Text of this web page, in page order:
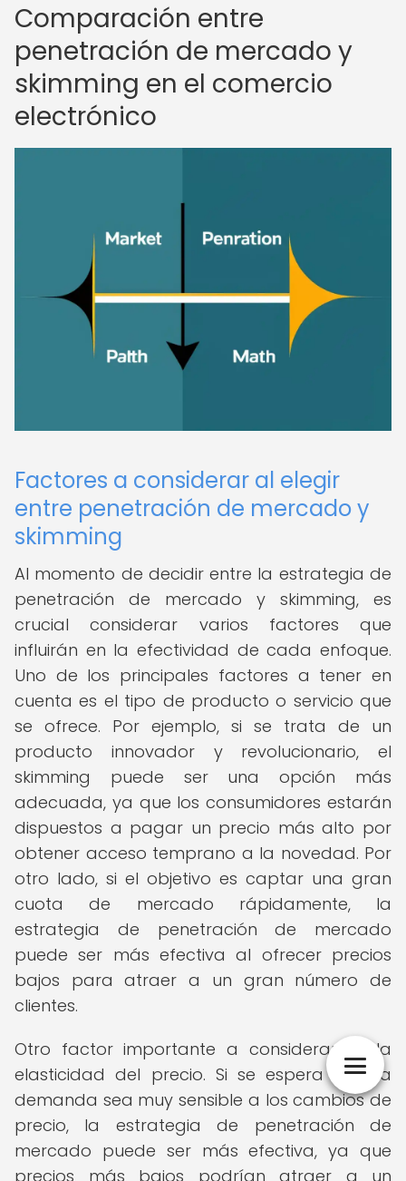
Comparación entre
penetración de mercado y
skimming en el comercio
electrónico
Factores a considerar al elegir
entre penetración de mercado y
skimming
Al momento de decidir entre la estrategia de
penetración de mercado y skimming, es
crucial considerar varios factores que
influirán en la efectividad de cada enfoque.
Uno de los principales factores a tener en
cuenta es el tipo de producto o servicio que
se ofrece. Por ejemplo, si se trata de un
producto innovador y revolucionario, el
skimming puede ser una opción más
adecuada, ya que los consumidores estarán
dispuestos a pagar un precio más alto por
obtener acceso temprano a la novedad. Por
otro lado, si el objetivo es captar una gran
cuota de mercado rápidamente, la
estrategia de penetración de mercado
puede ser más efectiva al ofrecer precios
bajos para atraer a un gran número de
clientes.
Otro factor importante a considerar es la
elasticidad del precio. Si se espera que la
demanda sea muy sensible a los cambios de
precio, la estrategia de penetración de
mercado puede ser más efectiva, ya que
precios más bajos podrían atraer a un